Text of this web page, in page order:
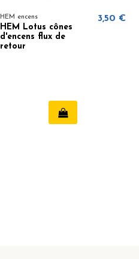
HEM encens
HEM Lotus cônes
d'encens flux de
retour
3,50 €